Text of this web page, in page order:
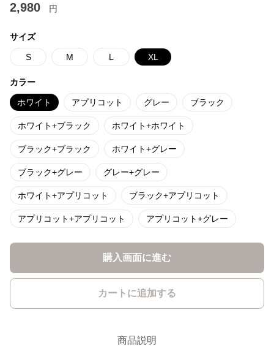
2,980 円
サイズ
S M L XL
カラー
ホワイト アプリコット グレー ブラック
ホワイト+ブラック ホワイト+ホワイト
ブラック+ブラック ホワイト+グレー
ブラック+グレー グレー+グレー
ホワイト+アプリコット ブラック+アプリコット
アプリコット+アプリコット アプリコット+グレー
購入画面に進む
カートに追加する
商品説明